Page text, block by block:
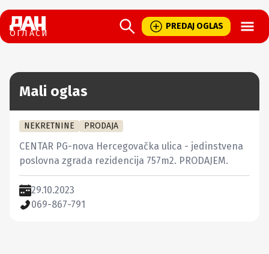
ОГЛАСИ
PREDAJ OGLAS
Mali oglas
NEKRETNINE PRODAJA
CENTAR PG-nova Hercegovačka ulica - jedinstvena
poslovna zgrada rezidencija 757m2. PRODAJEM.
29.10.2023
069-867-791